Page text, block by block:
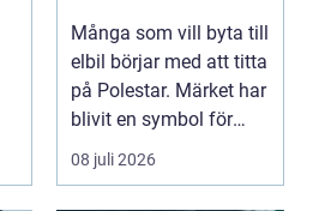
Många som vill byta till
elbil börjar med att titta
på Polestar. Märket har
blivit en symbol för
mod...
08 juli 2026